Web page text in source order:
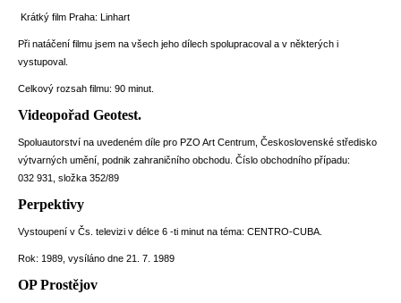
Krátký film Praha: Linhart
Při natáčení filmu jsem na všech jeho dílech spolupracoval a v některých i
vystupoval.
Celkový rozsah filmu: 90 minut.
Videopořad Geotest.
Spoluautorství na uvedeném díle pro PZO Art Centrum, Československé středisko
výtvarných umění, podnik zahraničního obchodu. Číslo obchodního případu:
032 931, složka 352/89
Perpektivy
Vystoupení v Čs. televizi v délce 6 -ti minut na téma: CENTRO-CUBA.
Rok: 1989, vysíláno dne 21. 7. 1989
OP Prostějov